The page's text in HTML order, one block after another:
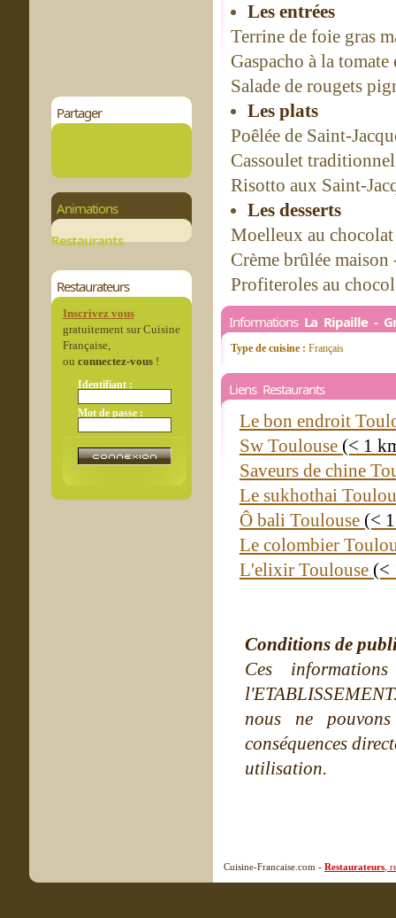
Partager
Animations
Restaurants
Restaurateurs
Inscrivez vous
gratuitement sur Cuisine
Française,
ou connectez-vous!
Identifiant :
Mot de passe :
Les entrées
Terrine de foie gras
Gaspacho à la
Salade de rougets
Les plats
Poêlée de Saint-
Cassoulet
Risotto aux Saint-
Les desserts
Moelleux au
Crème brûlée maison
Profiteroles au
Informations La Ripaille -
Type de cuisine : Français
Liens Restaurants
Le bon endroit
Sw Toulouse (< 1
Saveurs de chine
Le sukhothai
Ô bali Toulouse (<
Le colombier
L'elixir Toulouse (<
Conditions de
Ces
nous ne
conséquences
utilisation.
Cuisine-Francaise.com - Restaurateurs ,